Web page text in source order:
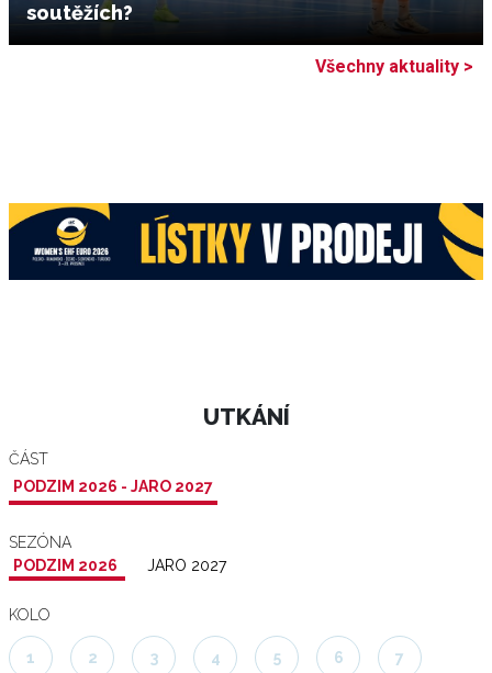
soutěžích?
Všechny aktuality >
UTKÁNÍ
ČÁST
PODZIM 2026 - JARO 2027
SEZÓNA
PODZIM 2026
JARO 2027
KOLO
1 2 3 4 5 6 7